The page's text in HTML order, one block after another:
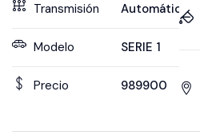
Transmisión Automática
Modelo SERIE 1
Precio 989900